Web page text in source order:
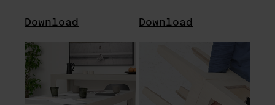
Download Download